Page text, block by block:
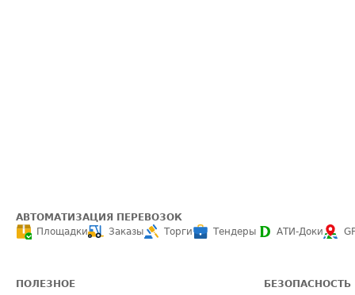
АВТОМАТИЗАЦИЯ ПЕРЕВОЗОК
Площадки
Заказы Торги Тендеры АТИ-Доки
ПОЛЕЗНОЕ БЕЗОПАСНОСТЬ